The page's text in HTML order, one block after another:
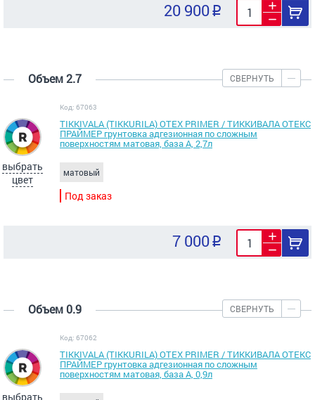
20 900
Объем 2.7 СВЕРНУТЬ
выбрать
цвет
Код: 67063
TIKKIVALA (TIKKURILA) OTEX PRIMER / ТИККИВАЛА ОТЕКС
ПРАЙМЕР грунтовка адгезионная по сложным
поверхностям матовая, база А, 2,7л
матовый
Под заказ
7 000
Объем 0.9 СВЕРНУТЬ
выбрать
Код: 67062
TIKKIVALA (TIKKURILA) OTEX PRIMER / ТИККИВАЛА ОТЕКС
ПРАЙМЕР грунтовка адгезионная по сложным
поверхностям матовая, база А, 0,9л